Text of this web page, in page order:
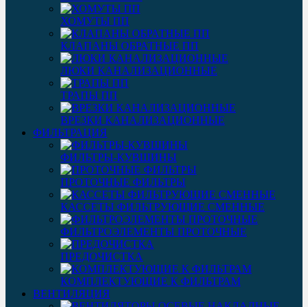
ХОМУТЫ ПП
КЛАПАНЫ ОБРАТНЫЕ ПП
ЛЮКИ КАНАЛИЗАЦИОННЫЕ
ТРАПЫ ПП
ВРЕЗКИ КАНАЛИЗАЦИОННЫЕ
ФИЛЬТРАЦИЯ
ФИЛЬТРЫ-КУВШИНЫ
ПРОТОЧНЫЕ ФИЛЬТРЫ
КАССЕТЫ ФИЛЬТРУЮЩИЕ СМЕННЫЕ
ФИЛЬТРОЭЛЕМЕНТЫ ПРОТОЧНЫЕ
ПРЕДОЧИСТКА
КОМПЛЕКТУЮЩИЕ К ФИЛЬТРАМ
ВЕНТИЛЯЦИЯ